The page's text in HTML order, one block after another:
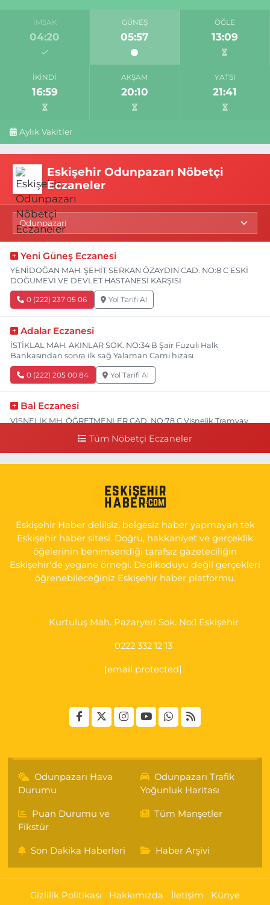
İMSAK
04:20
GÜNEŞ
05:57
ÖĞLE
13:09
İKINDI
16:59
AKŞAM
20:10
YATSI
21:41
Aylık Vakitler
Eskişehir Odunpazarı Nöbetçi
Eczaneler
Yeni Güneş Eczanesi
YENİDOĞAN MAH. ŞEHİT SERKAN ÖZAYDIN CAD. NO:8 C ESKİ
DOĞUMEVİ VE DEVLET HASTANESİ KARŞISI
0 (222) 237 05 06 Yol Tarifi Al
Adalar Eczanesi
İSTİKLAL MAH. AKINLAR SOK. NO:34 B Şair Fuzuli Halk
Bankasından sonra ilk sağ Yalaman Cami hizası
0 (222) 205 00 84 Yol Tarifi Al
Bal Eczanesi
VİŞNELİK MH. ÖĞRETMENLER CAD. NO:78 C Vişnelik Tramvay
NUH'UN GEMİSİ Veteriner Kliniğinin yanı,ı
GÜLTEPE MAH. HALK CAD. NO:107 C
0 (222) 250 40 50 Yol Tarifi Al
Bizim Eczanesi
EMEK MAH. ERTAŞ CAD.NO:12 A Küçük Sanayi girişi Tarım Kredi
Koop. Market yanı
Tüm Nöbetçi Eczaneler
Eskişehir Haber delilsiz, belgesiz haber yapmayan tek
Eskişehir haber sitesi. Doğru, hakkaniyet ve gerçeklik
öğelerinin benimsendiği tarafsız gazeteciliğin
Eskişehir'de yegane örneği. Dedikoduyu değil gerçekleri
öğrenebileceğiniz Eskişehir haber platformu.
Kurtuluş Mah. Pazaryeri Sok. No:1 Eskişehir
0222 332 12 13
[email protected]
Odunpazarı Hava
Durumu
Odunpazarı Trafik
Yoğunluk Haritası
Puan Durumu ve
Fikstür
Tüm Manşetler
Son Dakika Haberleri Haber Arşivi
Gizlilik Politikası Hakkımızda İletişim Künye